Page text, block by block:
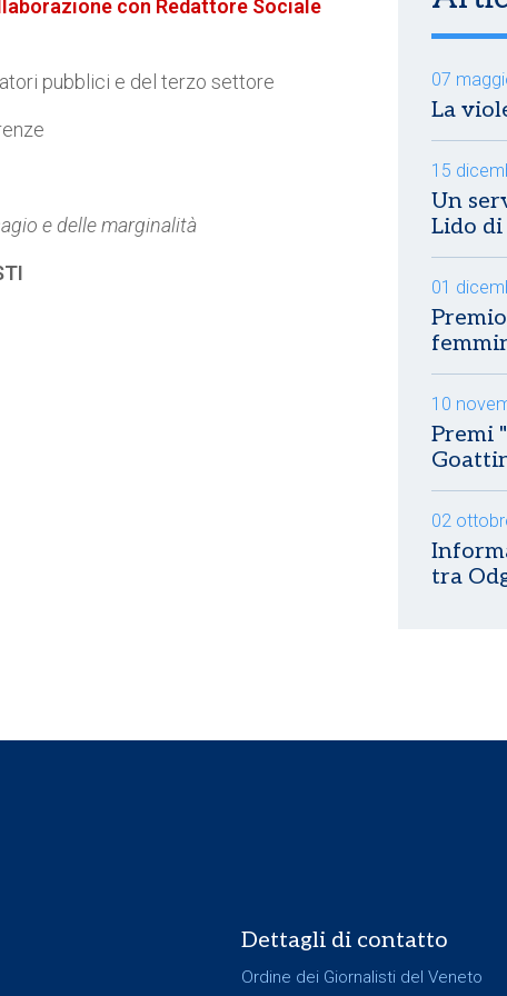
con Redattore Sociale
pubblici e del terzo settore
e delle marginalità
07
La
15
Un
Lido di
01
10
Premi
02
tra
Dettagli di contatto
Ordine dei Giornalisti del Veneto